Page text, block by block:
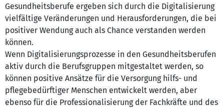
Gesundheitsberufe ergeben sich durch die Digitalisierung
vielfältige Veränderungen und Herausforderungen, die bei
positiver Wendung auch als Chance verstanden werden
können.
Wenn Digitalisierungsprozesse in den Gesundheitsberufen
aktiv durch die Berufsgruppen mitgestaltet werden, so
können positive Ansätze für die Versorgung hilfs- und
pflegebedürftiger Menschen entwickelt werden, aber
ebenso für die Professionalisierung der Fachkräfte und des